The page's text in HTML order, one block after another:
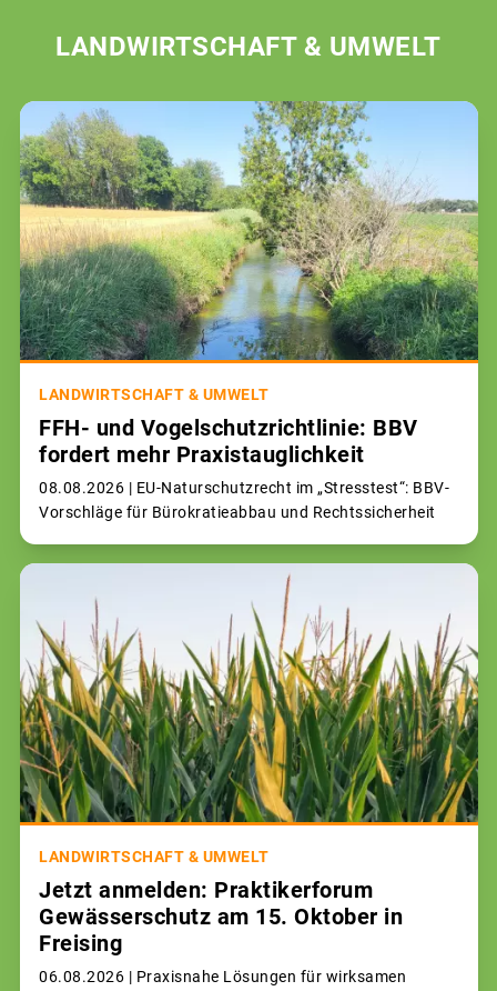
LANDWIRTSCHAFT & UMWELT
LANDWIRTSCHAFT & UMWELT
FFH- und Vogelschutzrichtlinie: BBV
fordert mehr Praxistauglichkeit
08.08.2026 | EU-Naturschutzrecht im „Stresstest“: BBV-
Vorschläge für Bürokratieabbau und Rechtssicherheit
LANDWIRTSCHAFT & UMWELT
Jetzt anmelden: Praktikerforum
Gewässerschutz am 15. Oktober in
Freising
06.08.2026 | Praxisnahe Lösungen für wirksamen